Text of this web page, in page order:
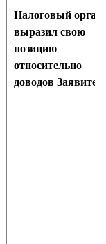
Налоговый орган
выразил свою
позицию
относительно
доводов